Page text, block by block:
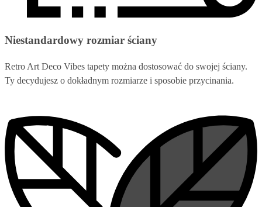
Niestandardowy rozmiar ściany
Retro Art Deco Vibes tapety można dostosować do swojej ściany.
Ty decydujesz o dokładnym rozmiarze i sposobie przycinania.